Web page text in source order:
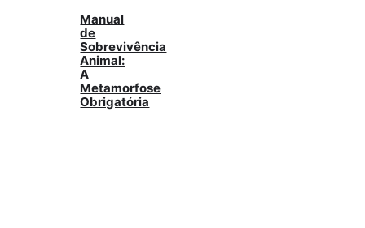
Manual
de
Sobrevivência
Animal:
A
Metamorfose
Obrigatória